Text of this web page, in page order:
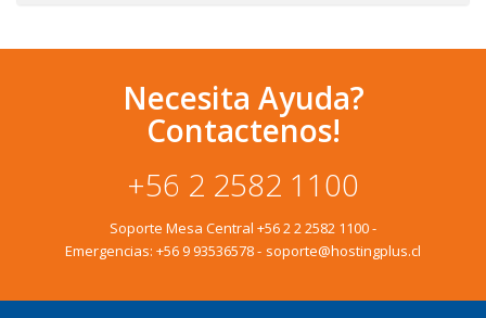
Necesita Ayuda?
Contactenos!
+56 2 2582 1100
Soporte Mesa Central +56 2 2 2582 1100-
Emergencias: +56 9 93536578- soporte@hostingplus.cl